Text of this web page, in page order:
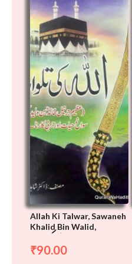
Allah Ki Talwar, Sawaneh
Khalid Bin Walid,
,₹90.00